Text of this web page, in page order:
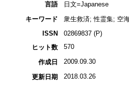
言語
日文=Japanese
キーワード
衆生救済; 性霊集; 空
ISSN
02869837 (P)
ヒット数
570
作成日 2009.09.30
更新日期 2018.03.26